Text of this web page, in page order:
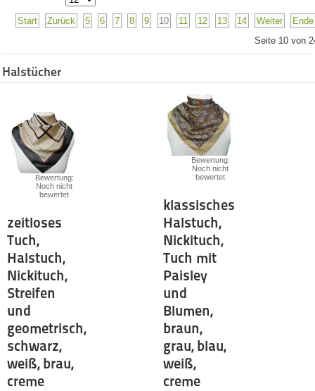
Start Zurück 5 6 7 8 9 10 11 12 13 14 Weiter
Ende
Seite 10 von
Halstücher
Bewertung:
Noch nicht
bewertet
zeitloses
Tuch,
Halstuch,
Nickituch,
Streifen
und
geometrisch,
schwarz,
weiß, brau,
creme
Bewertung:
Noch nicht
bewertet
klassisches
Halstuch,
Nickituch,
Tuch mit
Paisley
und
Blumen,
braun,
grau, blau,
weiß,
creme